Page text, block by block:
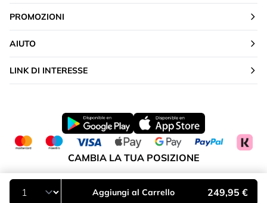
Aggiungi al Carrello 249,95 €
PROMOZIONI
AIUTO
LINK DI INTERESSE
CAMBIA LA TUA POSIZIONE
Italia